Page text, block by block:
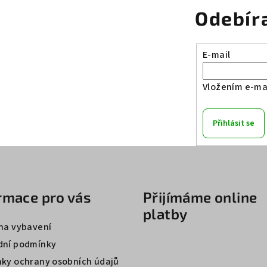
E-mail
Vložením e-
Přihlásit se
pro vás
vybavení
podmínky
ochrany osobních údajů
Přijímáme online
platby